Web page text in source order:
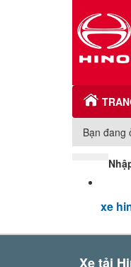
Bạn đang
xe
Xe tải